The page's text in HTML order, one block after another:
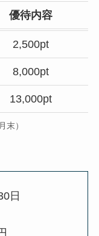
優待内容
2,500pt
8,000pt
13,000pt
末）
日